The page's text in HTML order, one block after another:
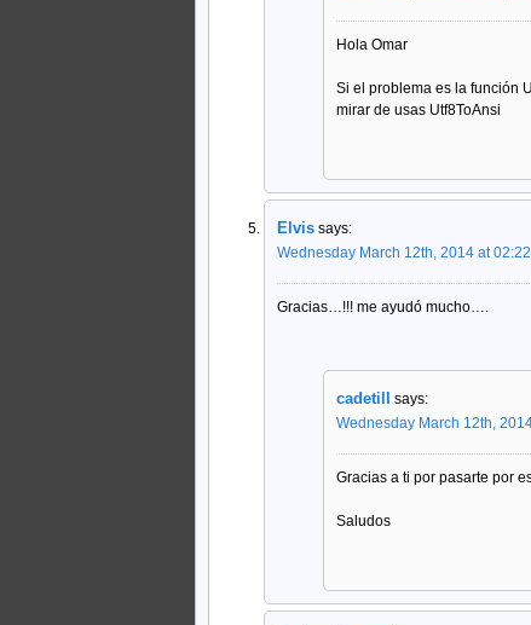
Hola Omar
Si el problema es la función
mirar de usas Utf8ToAnsi
Elvis says:
Wednesday March 12th, 2014 at
Gracias…!!! me ayudó mucho….
cadetill says:
Wednesday March 12th,
Gracias a ti por pasarte por
Saludos